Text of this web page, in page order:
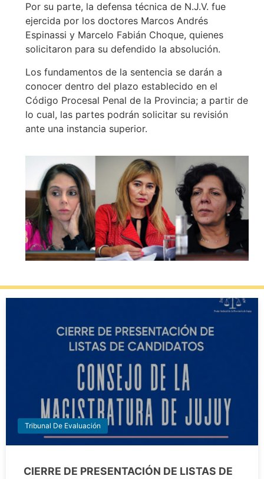
Por su parte, la defensa técnica de N.J.V. fue
ejercida por los doctores Marcos Andrés
Espinassi y Marcelo Fabián Choque, quienes
solicitaron para su defendido la absolución.
Los fundamentos de la sentencia se darán a
conocer dentro del plazo establecido en el
Código Procesal Penal de la Provincia; a partir de
lo cual, las partes podrán solicitar su revisión
ante una instancia superior.
Tribunal De Evaluación
CIERRE DE PRESENTACIÓN DE LISTAS DE